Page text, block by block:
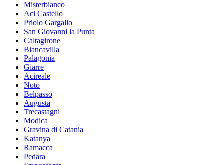
Misterbianco
Aci Castello
Priolo Gargallo
San Giovanni la Punta
Caltagirone
Biancavilla
Palagonia
Giarre
Acireale
Noto
Belpasso
Augusta
Trecastagni
Modica
Gravina di Catania
Katanya
Ramacca
Pedara